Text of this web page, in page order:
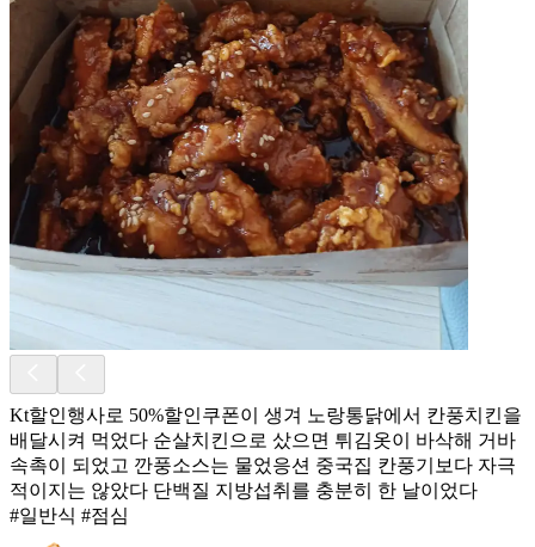
Kt할인행사로 50%할인쿠폰이 생겨 노랑통닭에서 칸풍치킨을
배달시켜 먹었다 순살치킨으로 샀으면 튀김옷이 바삭해 거바
속촉이 되었고 깐풍소스는 물었응션 중국집 칸풍기보다 자극
적이지는 않았다 단백질 지방섭취를 충분히 한 날이었다
#일반식 #점심